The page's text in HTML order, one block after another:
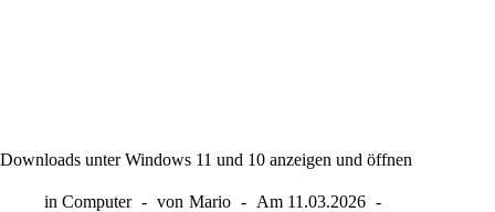
Downloads unter Windows 11 und 10 anzeigen und öffnen
in Computer von Mario Am 11.03.2026